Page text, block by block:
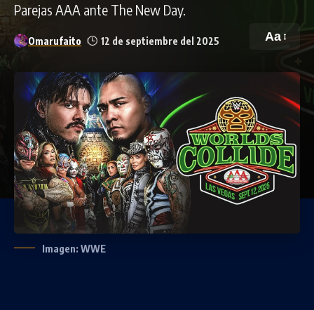
Parejas AAA ante The New Day.
Omarufaito 12 de septiembre del 2025 Aa
Imagen: WWE